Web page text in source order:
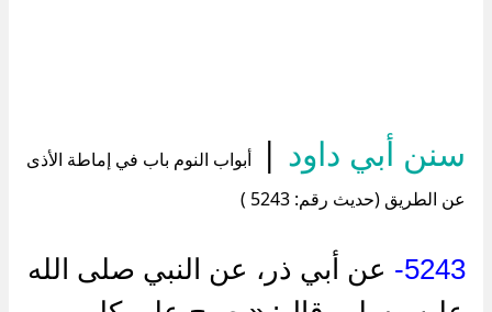
سنن أبي داود |
أبواب النوم باب في إماطة الأذى
عن الطريق (حديث رقم: 5243 )
5243-
عن أبي ذر، عن النبي صلى الله